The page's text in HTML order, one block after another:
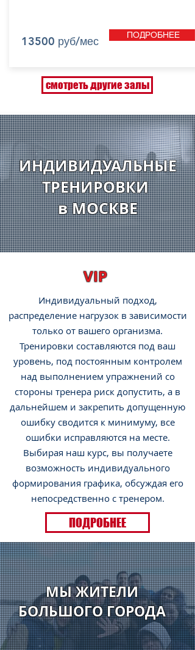
13500 руб/мес ПОДРОБНЕЕ
смотреть другие залы
ИНДИВИДУАЛЬНЫЕ
ТРЕНИРОВКИ
в МОСКВЕ
VIP
Индивидуальный подход,
распределение нагрузок в зависимости
только от вашего организма.
Тренировки составляются под ваш
уровень, под постоянным контролем
над выполнением упражнений со
стороны тренера риск допустить, а в
дальнейшем и закрепить допущенную
ошибку сводится к минимуму, все
ошибки исправляются на месте.
Выбирая наш курс, вы получаете
возможность индивидуального
формирования графика, обсуждая его
непосредственно с тренером.
ПОДРОБНЕЕ
МЫ ЖИТЕЛИ
БОЛЬШОГО ГОРОДА